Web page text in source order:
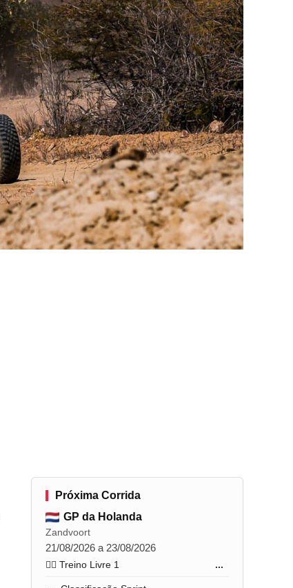
Próxima Corrida
GP da Holanda
Zandvoort
21/08/2026 a 23/08/2026
🏋️‍♂️ Treino Livre 1 ...